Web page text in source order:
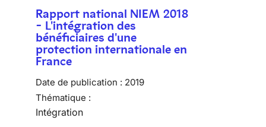
Rapport national NIEM 2018
- L'intégration des
bénéficiaires d'une
protection internationale en
France
Date de publication : 2019
Thématique :
Intégration